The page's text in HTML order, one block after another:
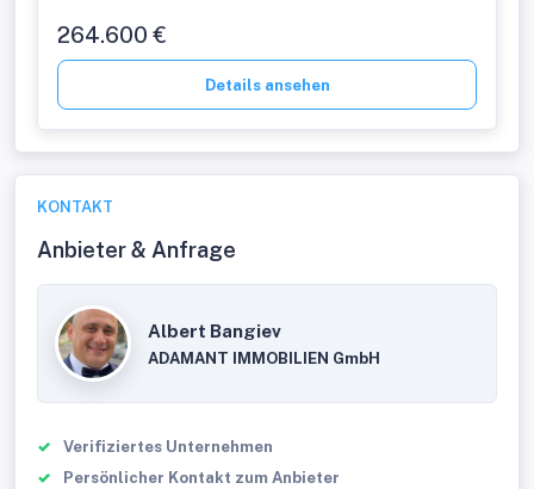
264.600 €
Details ansehen
KONTAKT
Anbieter & Anfrage
Albert Bangiev
ADAMANT IMMOBILIEN GmbH
Verifiziertes Unternehmen
Persönlicher Kontakt zum Anbieter